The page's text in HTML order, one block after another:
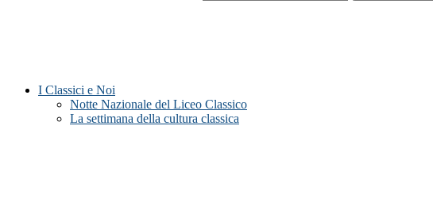
I Classici e Noi
Notte Nazionale del Liceo Classico
La settimana della cultura classica